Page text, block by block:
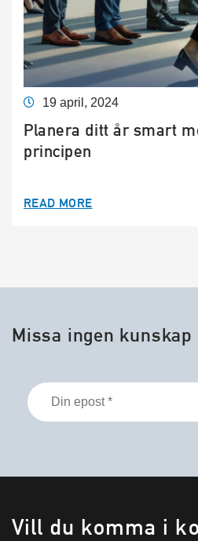
19 april, 2024
Planera ditt år smart
principen
READ MORE
Missa ingen
Din
epost
Vill du komma i